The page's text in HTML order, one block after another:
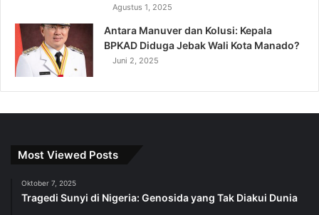
Agustus 1, 2025
Antara Manuver dan Kolusi: Kepala
BPKAD Diduga Jebak Wali Kota Manado?
Juni 2, 2025
Most Viewed Posts
Oktober 7, 2025
Tragedi Sunyi di Nigeria: Genosida yang Tak Diakui Dunia